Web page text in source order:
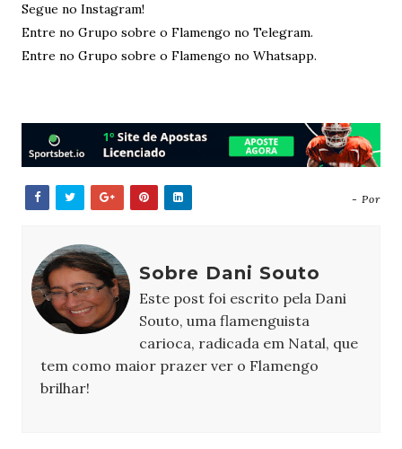
Segue no Instagram!
Entre no Grupo sobre o Flamengo no Telegram.
Entre no Grupo sobre o Flamengo no Whatsapp.
- Por
Sobre Dani Souto
Este post foi escrito pela Dani
Souto, uma flamenguista
carioca, radicada em Natal, que
tem como maior prazer ver o Flamengo
brilhar!